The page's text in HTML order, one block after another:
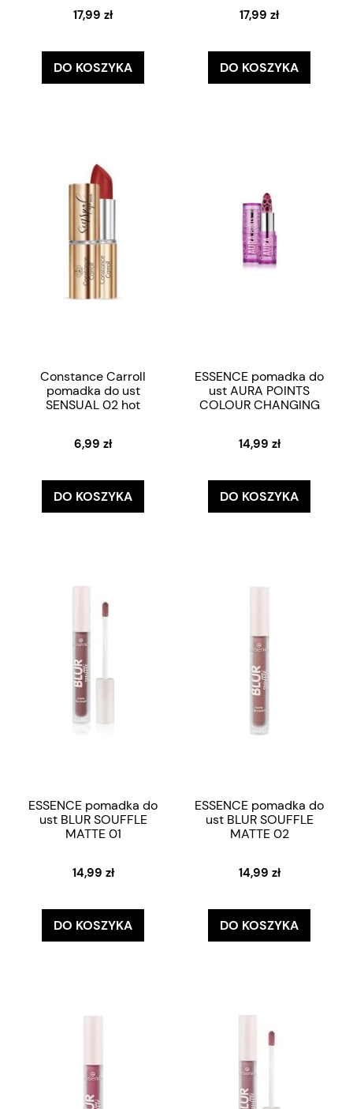
17,99 zł
DO KOSZYKA
17,99 zł
DO KOSZYKA
Constance Carroll
pomadka do ust
SENSUAL 02 hot
6,99 zł
DO KOSZYKA
ESSENCE pomadka do
ust AURA POINTS
COLOUR CHANGING
14,99 zł
DO KOSZYKA
ESSENCE pomadka do
ust BLUR SOUFFLE
MATTE 01
14,99 zł
DO KOSZYKA
ESSENCE pomadka do
ust BLUR SOUFFLE
MATTE 02
14,99 zł
DO KOSZYKA